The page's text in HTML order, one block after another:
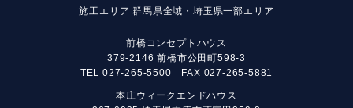
施工エリア群馬県全域・埼玉県一部エリア
前橋コンセプトハウス
379-2146 前橋市公田町598-3
TEL 027-265-5500 FAX 027-265-5881
本庄ウィークエンドハウス